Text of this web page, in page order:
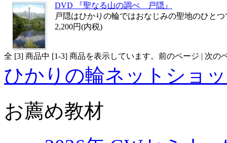
DVD 『聖なる山の調べ 戸隠』
戸隠はひかりの輪ではおなじみの聖地のひとつ
2,200円(内税)
全 [3] 商品中 [1-3] 商品を表示しています。 前のページ | 次の
ひかりの輪ネットショ
お薦め教材